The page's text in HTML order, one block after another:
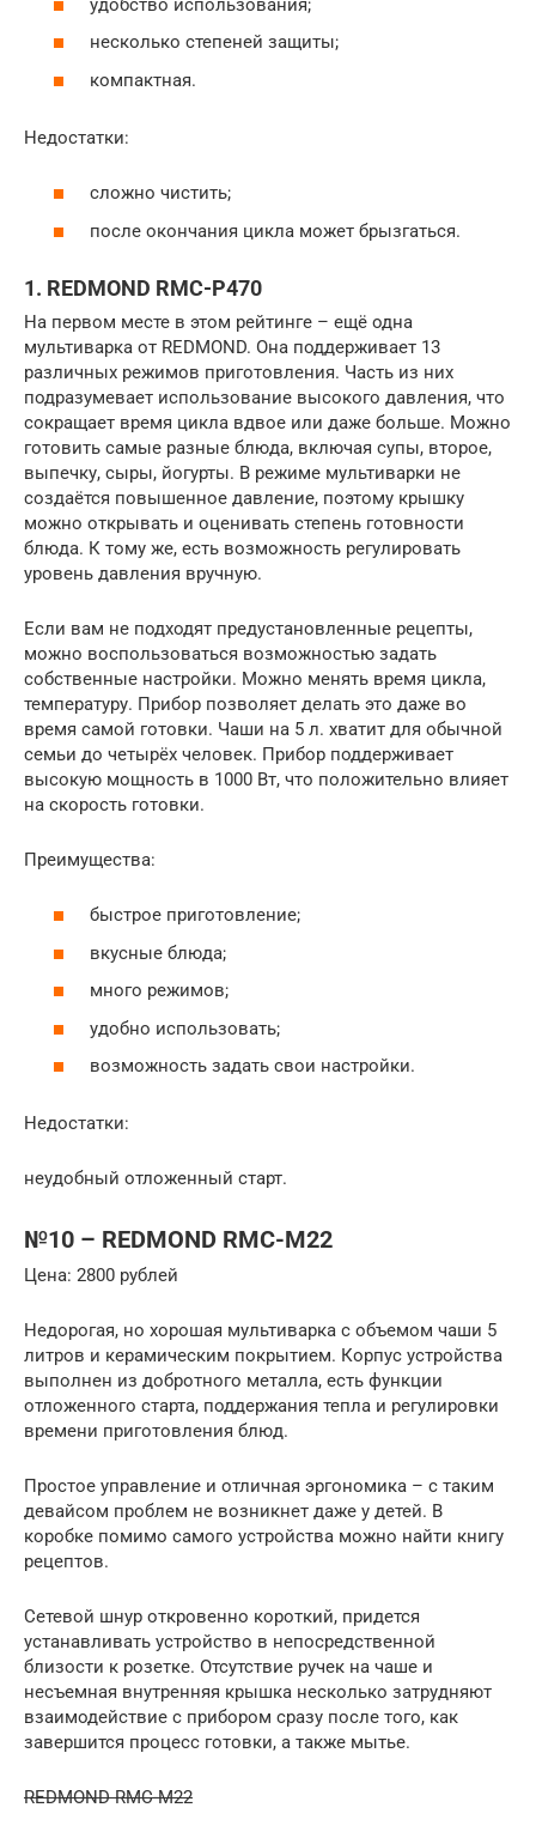
удобство использования;
несколько степеней защиты;
компактная.
Недостатки:
сложно чистить;
после окончания цикла может брызгаться.
1. REDMOND RMC-P470
На первом месте в этом рейтинге – ещё одна
мультиварка от REDMOND. Она поддерживает 13
различных режимов приготовления. Часть из них
подразумевает использование высокого давления, что
сокращает время цикла вдвое или даже больше. Можно
готовить самые разные блюда, включая супы, второе,
выпечку, сыры, йогурты. В режиме мультиварки не
создаётся повышенное давление, поэтому крышку
можно открывать и оценивать степень готовности
блюда. К тому же, есть возможность регулировать
уровень давления вручную.
Если вам не подходят предустановленные рецепты,
можно воспользоваться возможностью задать
собственные настройки. Можно менять время цикла,
температуру. Прибор позволяет делать это даже во
время самой готовки. Чаши на 5 л. хватит для обычной
семьи до четырёх человек. Прибор поддерживает
высокую мощность в 1000 Вт, что положительно влияет
на скорость готовки.
Преимущества:
быстрое приготовление;
вкусные блюда;
много режимов;
удобно использовать;
возможность задать свои настройки.
Недостатки:
неудобный отложенный старт.
№10 – REDMOND RMC-M22
Цена: 2800 рублей
Недорогая, но хорошая мультиварка с объемом чаши 5
литров и керамическим покрытием. Корпус устройства
выполнен из добротного металла, есть функции
отложенного старта, поддержания тепла и регулировки
времени приготовления блюд.
Простое управление и отличная эргономика – с таким
девайсом проблем не возникнет даже у детей. В
коробке помимо самого устройства можно найти книгу
рецептов.
Сетевой шнур откровенно короткий, придется
устанавливать устройство в непосредственной
близости к розетке. Отсутствие ручек на чаше и
несъемная внутренняя крышка несколько затрудняют
взаимодействие с прибором сразу после того, как
завершится процесс готовки, а также мытье.
REDMOND RMC-M22